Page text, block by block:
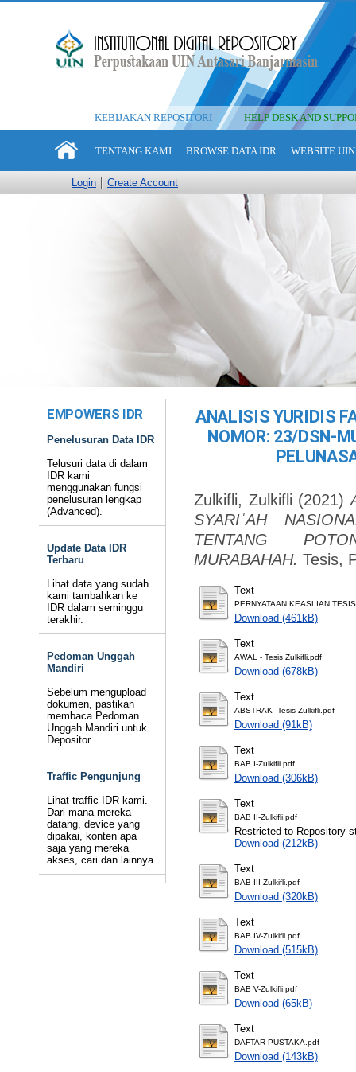
KEBIJAKAN REPOSITORI HELP DESK AND
TENTANG KAMI BROWSE DATA IDR WEBSITE
Login Create Account
EMPOWERS IDR
Penelusuran Data IDR
Telusuri data di dalam
IDR kami
menggunakan fungsi
penelusuran lengkap
(Advanced).
Update Data IDR
Terbaru
Lihat data yang sudah
kami tambahkan ke
IDR dalam seminggu
terakhir.
Pedoman Unggah
Mandiri
Sebelum mengupload
dokumen, pastikan
membaca Pedoman
Unggah Mandiri untuk
Depositor.
Traffic Pengunjung
Lihat traffic IDR kami.
Dari mana mereka
datang, device yang
dipakai, konten apa
saja yang mereka
akses, cari dan lainnya
ANALISIS YURIDIS
NOMOR: 23/DSN-
Zulkifli, Zulkifli (2021)
SYARIˈAH
TENTANG
MURABAHAH. Tesis,
Text
PERNYATAAN KEASLIAN
Download (461kB)
Text
AWAL - Tesis Zulkifli.pdf
Download (678kB)
Text
ABSTRAK -Tesis Zulkifli.pdf
Download (91kB)
Text
BAB I-Zulkifli.pdf
Download (306kB)
Text
BAB II-Zulkifli.pdf
Restricted to Repository
Download (212kB)
Text
BAB III-Zulkifli.pdf
Download (320kB)
Text
BAB IV-Zulkifli.pdf
Download (515kB)
Text
BAB V-Zulkifli.pdf
Download (65kB)
Text
DAFTAR PUSTAKA.pdf
Download (143kB)